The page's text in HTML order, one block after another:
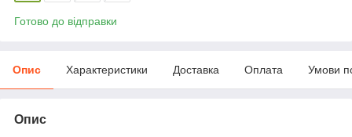
Готово до відправки
Опис Характеристики Доставка Оплата Умови
Опис